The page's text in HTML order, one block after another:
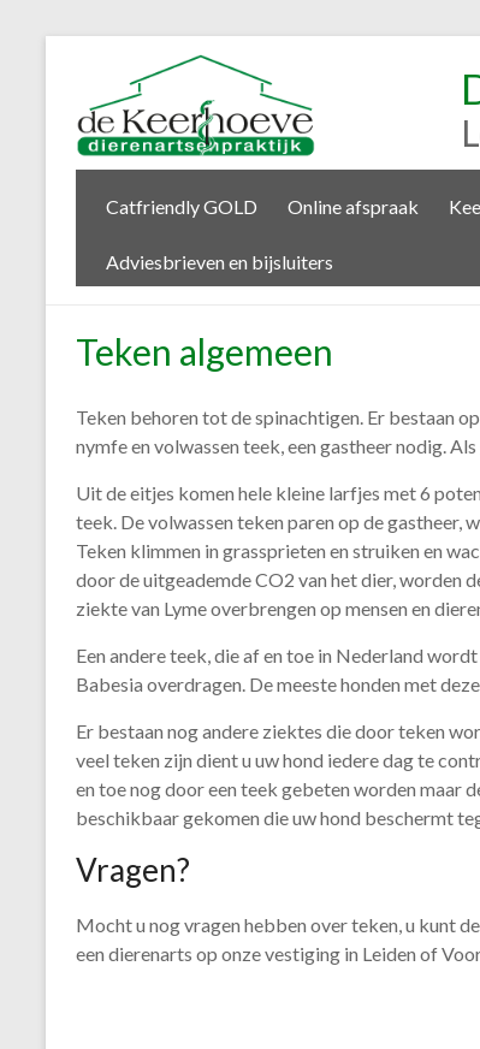
Catfriendly GOLD Online afspraak
Adviesbrieven en bijsluiters
Teken algemeen
Teken behoren tot de spinachtigen. Er bestaan
nymfe en volwassen teek, een gastheer nodig.
Uit de eitjes komen hele kleine larfjes met 6
teek. De volwassen teken paren op de gastheer,
Teken klimmen in grassprieten en struiken en
door de uitgeademde CO2 van het dier, worden
ziekte van Lyme overbrengen op mensen en
Een andere teek, die af en toe in Nederland
Babesia overdragen. De meeste honden met
Er bestaan nog andere ziektes die door teken
veel teken zijn dient u uw hond iedere dag te
en toe nog door een teek gebeten worden maar
beschikbaar gekomen die uw hond beschermt
Vragen?
Mocht u nog vragen hebben over teken, u kunt
een dierenarts op onze vestiging in Leiden of